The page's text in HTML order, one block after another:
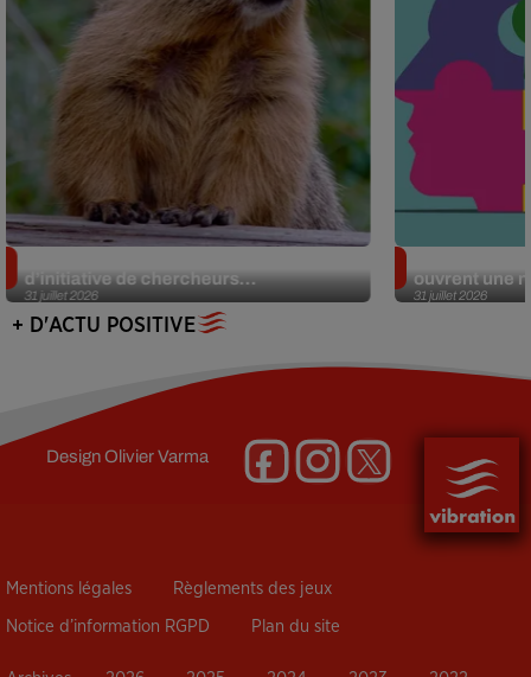
31 juillet 2026
d’initiative de chercheurs...
31 juillet 2026
ouvrent une
+ D'ACTU POSITIVE
DesignOlivier Varma
Mentions légales Règlements des jeux
Notice d’information RGPD Plan du site